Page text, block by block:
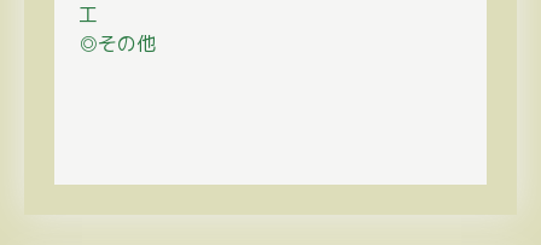
工
◎その他